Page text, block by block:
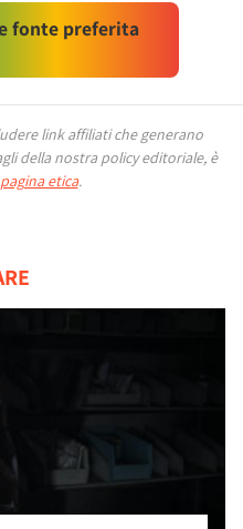
fonte preferita
link affiliati che generano
della nostra policy editoriale, è
pagina etica.